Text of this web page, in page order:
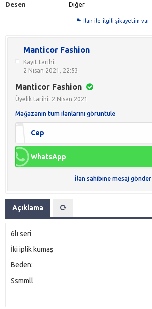
Desen
Diğer
İlan ile ilgili şikayetim var
Manticor Fashion
Kayıt tarihi:
2 Nisan 2021, 22:53
Manticor Fashion
Üyelik tarihi: 2 Nisan 2021
Mağazanın tüm ilanlarını görüntüle
Cep
WhatsApp
İlan sahibine mesaj gönder
Açıklama
6lı seri
İki iplik kumaş
Beden:
Ssmmll